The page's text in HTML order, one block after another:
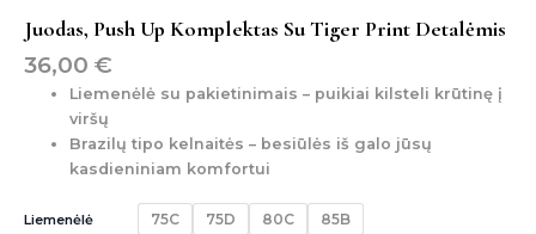
Juodas, Push Up Komplektas Su Tiger Print Detalėmis
36,00 €
Liemenėlė su pakietinimais – puikiai kilsteli krūtinę į
viršų
Brazilų tipo kelnaitės – besiūlės iš galo jūsų
kasdieniniam komfortui
Liemenėlė 75C 75D 80C 85B
detalėmis